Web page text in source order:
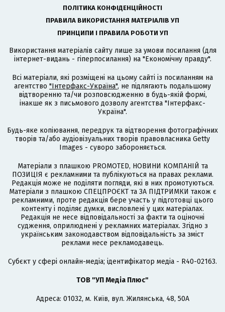
ПОЛІТИКА КОНФІДЕНЦІЙНОСТІ
ПРАВИЛА ВИКОРИСТАННЯ МАТЕРІАЛІВ УП
ПРИНЦИПИ І ПРАВИЛА РОБОТИ УП
Використання матеріалів сайту лише за умови посилання (для
інтернет-видань - гіперпосилання) на "Економічну правду".
Всі матеріали, які розміщені на цьому сайті із посиланням на
агентство "Інтерфакс-Україна", не підлягають подальшому
відтворенню та/чи розповсюдженню в будь-якій формі,
інакше як з письмового дозволу агентства "Інтерфакс-
Україна".
Будь-яке копіювання, передрук та відтворення фотографічних
творів та/або аудіовізуальних творів правовласника Getty
Images - суворо забороняється.
Матеріали з плашкою PROMOTED, НОВИНИ КОМПАНІЙ та
ПОЗИЦІЯ є рекламними та публікуються на правах реклами.
Редакція може не поділяти погляди, які в них промотуються.
Матеріали з плашкою СПЕЦПРОЄКТ та ЗА ПІДТРИМКИ також є
рекламними, проте редакція бере участь у підготовці цього
контенту і поділяє думки, висловлені у цих матеріалах.
Редакція не несе відповідальності за факти та оціночні
судження, оприлюднені у рекламних матеріалах. Згідно з
українським законодавством відповідальність за зміст
реклами несе рекламодавець.
Cубєкт у сфері онлайн-медіа; ідентифікатор медіа - R40-02163.
ТОВ "УП Медіа Плюс"
Адреса: 01032, м. Київ, вул. Жилянська, 48, 50А